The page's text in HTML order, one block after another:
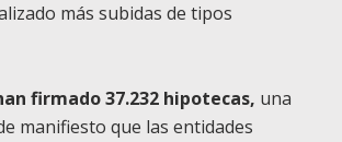
más subidas de tipos
firmado 37.232 hipotecas, una
manifiesto que las entidades